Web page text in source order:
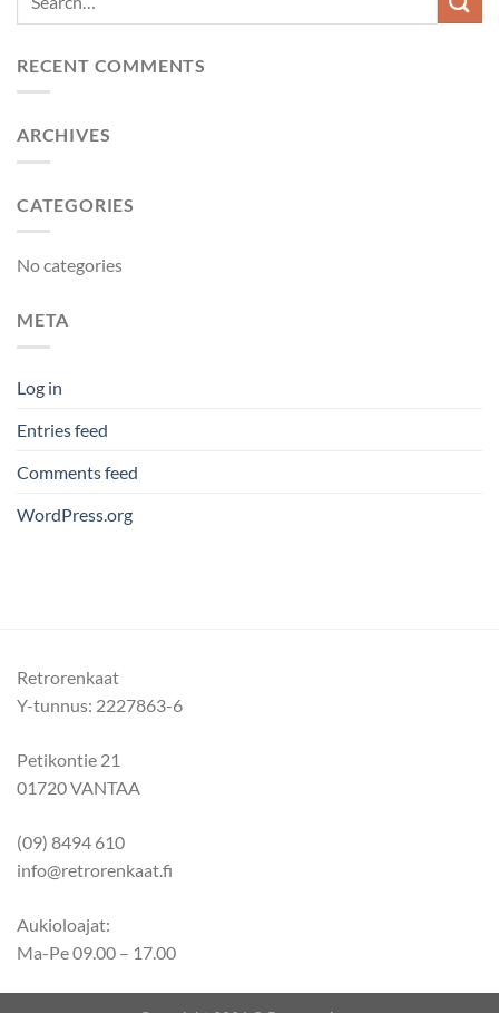
RECENT COMMENTS
ARCHIVES
CATEGORIES
No categories
META
Log in
Entries feed
Comments feed
WordPress.org
Retrorenkaat
Y-tunnus: 2227863-6
Petikontie 21
01720 VANTAA
(09) 8494 610
info@retrorenkaat.fi
Aukioloajat:
Ma-Pe 09.00 – 17.00